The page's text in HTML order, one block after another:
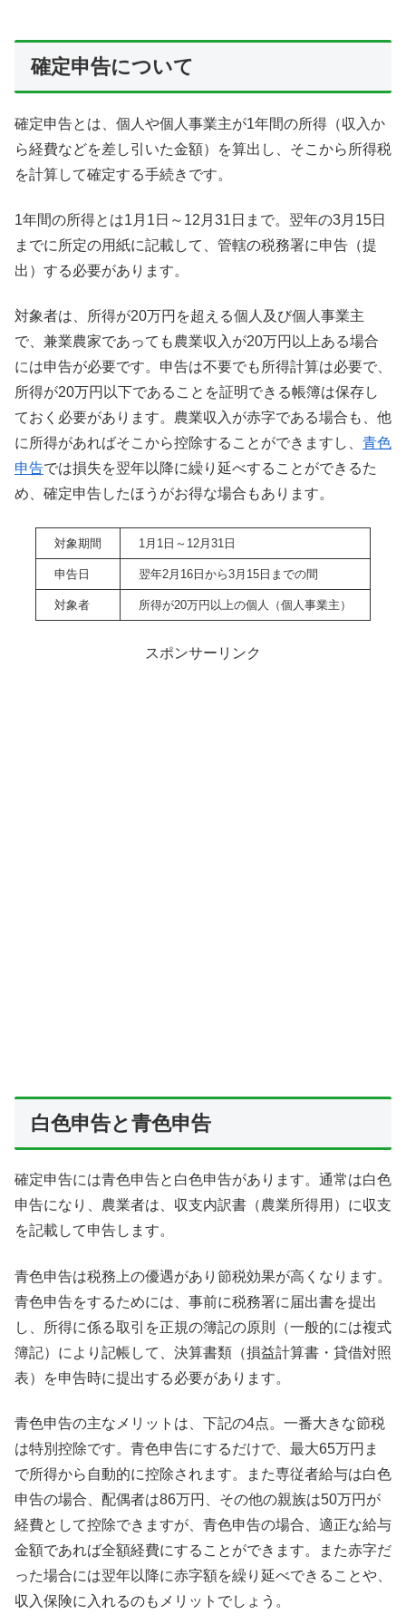
確定申告について
確定申告とは、個人や個人事業主が1年間の所得（収入か
ら経費などを差し引いた金額）を算出し、そこから所得税
を計算して確定する手続きです。
1年間の所得とは1月1日～12月31日まで。翌年の3月15日
までに所定の用紙に記載して、管轄の税務署に申告（提
出）する必要があります。
対象者は、所得が20万円を超える個人及び個人事業主
で、兼業農家であっても農業収入が20万円以上ある場合
には申告が必要です。申告は不要でも所得計算は必要で、
所得が20万円以下であることを証明できる帳簿は保存し
ておく必要があります。農業収入が赤字である場合も、他
に所得があればそこから控除することができますし、 青色
申告では損失を翌年以降に繰り延べすることができるた
め、確定申告したほうがお得な場合もあります。
対象期間 1月1日～12月31日
申告日 翌年2月16日から3月15日までの間
対象者 所得が20万円以上の個人（個人事業主）
スポンサーリンク
白色申告と青色申告
確定申告には青色申告と白色申告があります。通常は白色
申告になり、農業者は、収支内訳書（農業所得用）に収支
を記載して申告します。
青色申告は税務上の優遇があり節税効果が高くなります。
青色申告をするためには、事前に税務署に届出書を提出
し、所得に係る取引を正規の簿記の原則（一般的には複式
簿記）により記帳して、決算書類（損益計算書・貸借対照
表）を申告時に提出する必要があります。
青色申告の主なメリットは、下記の4点。一番大きな節税
は特別控除です。青色申告にするだけで、最大65万円ま
で所得から自動的に控除されます。また専従者給与は白色
申告の場合、配偶者は86万円、その他の親族は50万円が
経費として控除できますが、青色申告の場合、適正な給与
金額であれば全額経費にすることができます。また赤字だ
った場合には翌年以降に赤字額を繰り延べできることや、
収入保険に入れるのもメリットでしょう。